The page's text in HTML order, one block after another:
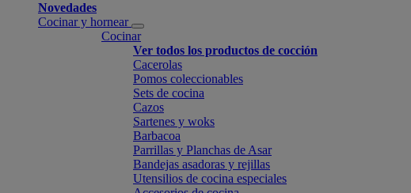
Novedades
Cocinar y hornear
Cocinar
Ver todos los productos de cocción
Cacerolas
Pomos coleccionables
Sets de cocina
Cazos
Sartenes y woks
Barbacoa
Parrillas y Planchas de Asar
Bandejas asadoras y rejillas
Utensilios de cocina especiales